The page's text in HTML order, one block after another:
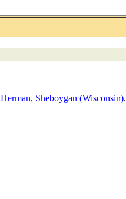
Herman, Sheboygan (Wisconsin).